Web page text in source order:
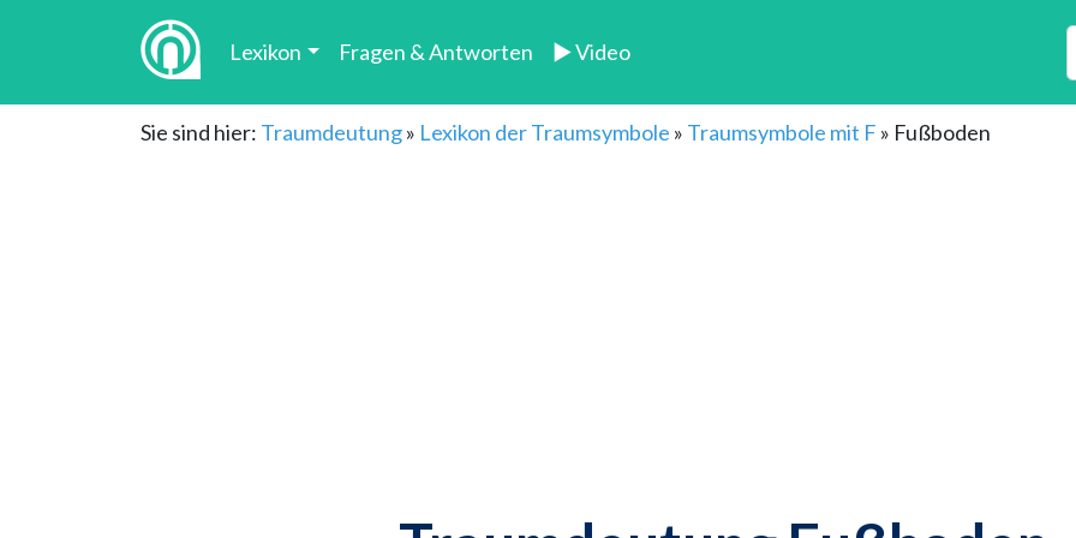
Lexikon Fragen & Antworten ► Video
Sie sind hier: Traumdeutung» Lexikon der Traumsymbole » Traumsymbole mit F » Fußboden